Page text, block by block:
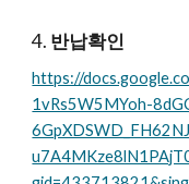
4. 반납확인
https://
1vRs5W5MYoh-